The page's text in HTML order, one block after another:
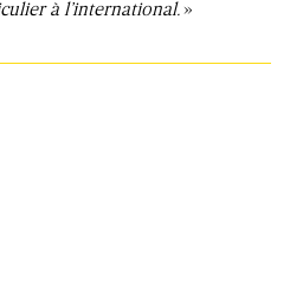
à l’international.»